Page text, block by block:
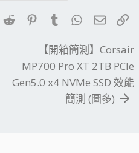
Reddit PinterestTumblrWhatsApp
電子
【開箱簡測】Corsair
MP700 Pro XT 2TB PCIe
Gen5.0 x4 NVMe SSD 效能
簡測 (圖多)